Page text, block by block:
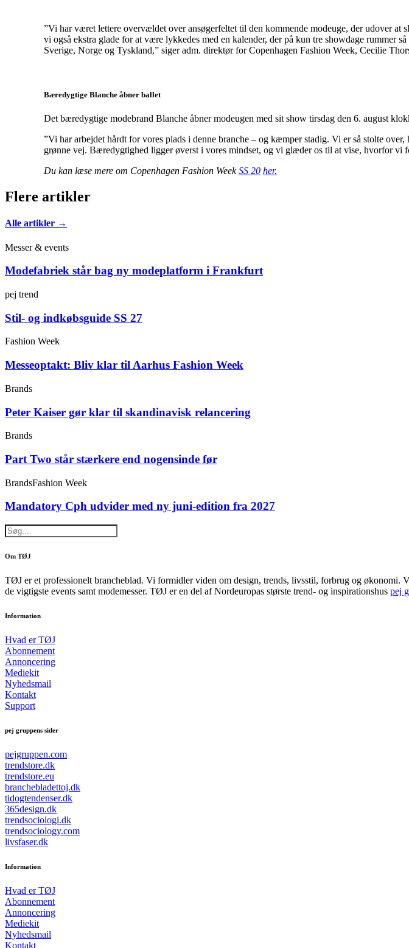
”Vi har været lettere overvældet over ansøgerfeltet til den kommende modeuge, der udover
vi også ekstra glade for at være lykkedes med en kalender, der på kun tre showdage rummer
Sverige, Norge og Tyskland,” siger adm. direktør for Copenhagen Fashion Week, Cecilie
Bæredygtige Blanche åbner ballet
Det bæredygtige modebrand Blanche åbner modeugen med sit show tirsdag den 6. august
”Vi har arbejdet hårdt for vores plads i denne branche – og kæmper stadig. Vi er så stolte
grønne vej. Bæredygtighed ligger øverst i vores mindset, og vi glæder os til at vise, hvorfor
Du kan læse mere om Copenhagen Fashion WeekSS 20 her.
Flere artikler
Alle artikler →
Messer & events
Modefabriek står bag ny modeplatform i Frankfurt
pej trend
Stil- og indkøbsguide SS 27
Fashion Week
Messeoptakt: Bliv klar til Aarhus Fashion Week
Brands
Peter Kaiser gør klar til skandinavisk relancering
Brands
Part Two står stærkere end nogensinde før
BrandsFashion Week
Mandatory Cph udvider med ny juni-edition fra 2027
Om TØJ
TØJ er et professionelt brancheblad. Vi formidler viden om design, trends, livsstil, forbrug og økonomi.
de vigtigste events samt modemesser. TØJ er en del af Nordeuropas største trend- og inspirationshus pej
Information
Hvad er TØJ
Abonnement
Annoncering
Mediekit
Nyhedsmail
Kontakt
Support
pej gruppens sider
pejgruppen.com
trendstore.dk
trendstore.eu
branchebladettoj.dk
tidogtendenser.dk
365design.dk
trendsociologi.dk
trendsociology.com
livsfaser.dk
Information
Hvad er TØJ
Abonnement
Annoncering
Mediekit
Nyhedsmail
Kontakt